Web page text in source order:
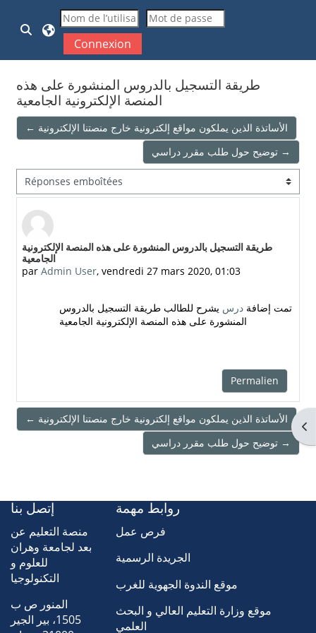
Passer au contenu principal
Activer/désactiver la saisie de recherche
Connexion
طريقة التسجيل بالدروس المنشورة على هذه
المنصة الإلكترونية الجامعية
← الأساتذة الذين يملكون مواقع إلكترونية خارج منصتنا الإلكترونية
توضيح حول طلب مقرر دراسي →
Type d’affichage
طريقة التسجيل بالدروس المنشورة على هذه المنصة الإلكترونية
الجامعية
parAdmin User,vendredi 27 mars 2020, 01:03
Nombre de réponses : 0
تمت إضافةدرس يشرح للطالب طريقة التسجيل بالدروس
المنشورة على هذه المنصة الإلكترونية الجامعية
Permalien
← الأساتذة الذين يملكون مواقع إلكترونية خارج منصتنا الإلكترونية
توضيح حول طلب مقرر دراسي →
إتصل بنا
منصة التعليم عن
بعد لجامعة وهران
للعلوم و
التكنولوجيا
المنور ص ب
1505، بير الجير
روابط مهمة
فرص عمل
الجريدة الرسمية
موقع الندوة الجهوية للغرب
موقع وزارة التعليم العالي و البحث
العلمي